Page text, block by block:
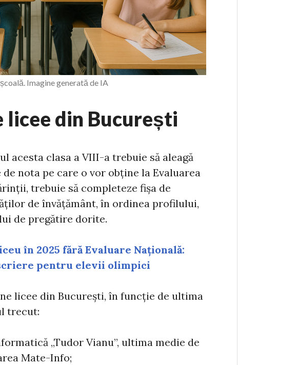
Imagine generată de IA
licee din București
acesta clasa a VIII-a trebuie să aleagă
nota pe care o vor obține la Evaluarea
trebuie să completeze fișa de
de învățământ, în ordinea profilului,
de pregătire dorite.
în 2025 fără Evaluare Națională:
pentru elevii olimpici
licee din București, în funcție de ultima
trecut:
„Tudor Vianu”, ultima medie de
Mate-Info;